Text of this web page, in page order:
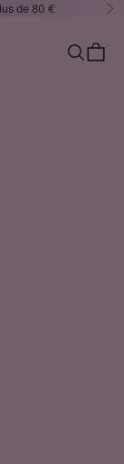
de 80 €
Ouvrir la
Voir